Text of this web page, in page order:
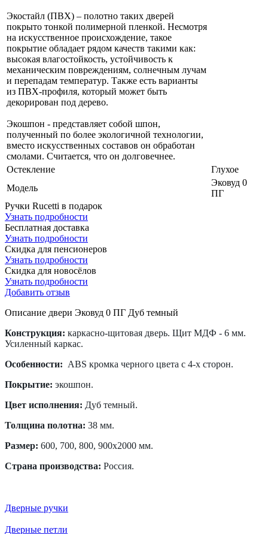
Экостайл (ПВХ) – полотно таких дверей
покрыто тонкой полимерной пленкой. Несмотря
на искусственное происхождение, такое
покрытие обладает рядом качеств такими как:
высокая влагостойкость, устойчивость к
механическим повреждениям, солнечным лучам
и перепадам температур. Также есть варианты
из ПВХ-профиля, который может быть
декорирован под дерево.
Экошпон - представляет собой шпон,
полученный по более экологичной технологии,
вместо искусственных составов он обработан
смолами. Считается, что он долговечнее.
Остекление
Глухое
Модель
Эковуд 0
ПГ
Ручки Rucetti в подарок
Узнать подробности
Бесплатная доставка
Узнать подробности
Скидка для пенсионеров
Узнать подробности
Скидка для новосёлов
Узнать подробности
Добавить отзыв
Описание двери Эковуд 0 ПГ Дуб темный
Конструкция: каркасно-щитовая дверь. Щит МДФ - 6 мм.
Усиленный каркас.
Особенности: ABS кромка черного цвета с 4-х сторон.
Покрытие: экошпон.
Цвет исполнения: Дуб темный.
Толщина полотна: 38 мм.
Размер: 600, 700, 800, 900х2000 мм.
Страна производства: Россия.
Дверные ручки
Дверные петли